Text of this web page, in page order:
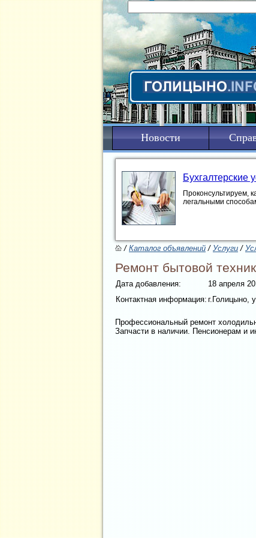
Новости
Бухгалтерские
Проконсультируем,
легальными
/Каталог объявлений/Услуги /
Ремонт бытовой
Дата добавления:
18 апреля
Контактная информация:г.Голицыно,
Профессиональный ремонт
Запчасти в наличии. Пенсионерам и